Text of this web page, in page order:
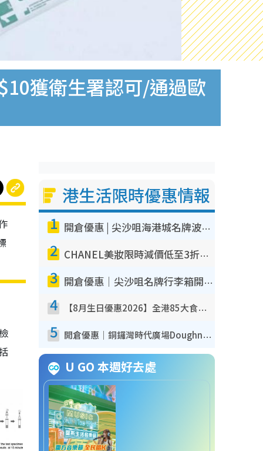
獲衛生署認可/通過歐
港生活限時優惠情報
1 開倉優惠 | 尖沙咀海港城名牌波鞋開倉低至1折！On鞋$899起／Joy&Peace鞋履$98起
2 CHANEL美妝限時減價低至3折！人氣粉底/唇膏/精華液低至$275！COCO香水都有平
3 開倉優惠｜尖沙咀名牌行李箱開倉低至4折！一連5日 American Tourister/ace./Hallmark $200起！
4 【8月生日優惠2026】全港85大食買玩著數攻略 自助餐/火鍋放題同行免費＋誠品/DONKI送現金券
5 開倉優惠｜銅鑼灣時代廣場Doughnut/Campo Marzio開倉低至1折！背囊、書包、手袋劈價$200起
U GO 本週好去處